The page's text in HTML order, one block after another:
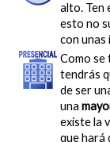
alto. Ten
esto no
con unas
Como se
tendrás
de ser
una
existe la
que hará